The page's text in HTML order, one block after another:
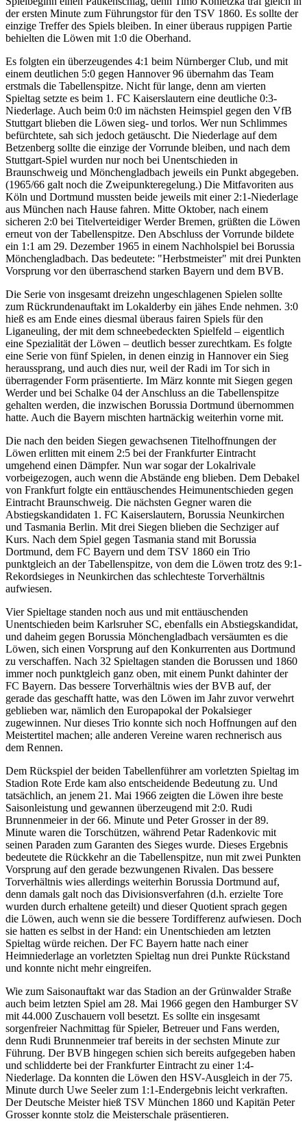
der ersten Minute zum Führungstor für den TSV 1860. Es sollte der
einzige Treffer des Spiels bleiben. In einer überaus ruppigen Partie
behielten die Löwen mit 1:0 die Oberhand.
Es folgten ein überzeugendes 4:1 beim Nürnberger Club, und mit
einem deutlichen 5:0 gegen Hannover 96 übernahm das Team
erstmals die Tabellenspitze. Nicht für lange, denn am vierten
Spieltag setzte es beim 1. FC Kaiserslautern eine deutliche 0:3-
Niederlage. Auch beim 0:0 im nächsten Heimspiel gegen den VfB
Stuttgart blieben die Löwen sieg- und torlos. Wer nun Schlimmes
befürchtete, sah sich jedoch getäuscht. Die Niederlage auf dem
Betzenberg sollte die einzige der Vorrunde bleiben, und nach dem
Stuttgart-Spiel wurden nur noch bei Unentschieden in
Braunschweig und Mönchengladbach jeweils ein Punkt abgegeben.
(1965/66 galt noch die Zweipunkteregelung.) Die Mitfavoriten aus
Köln und Dortmund mussten beide jeweils mit einer 2:1-Niederlage
aus München nach Hause fahren. Mitte Oktober, nach einem
sicheren 2:0 bei Titelverteidiger Werder Bremen, grüßten die Löwen
erneut von der Tabellenspitze. Den Abschluss der Vorrunde bildete
ein 1:1 am 29. Dezember 1965 in einem Nachholspiel bei Borussia
Mönchengladbach. Das bedeutete: "Herbstmeister" mit drei Punkten
Vorsprung vor den überraschend starken Bayern und dem BVB.
Die Serie von insgesamt dreizehn ungeschlagenen Spielen sollte
zum Rückrundenauftakt im Lokalderby ein jähes Ende nehmen. 3:0
hieß es am Ende eines diesmal überaus fairen Spiels für den
Liganeuling, der mit dem schneebedeckten Spielfeld – eigentlich
eine Spezialität der Löwen – deutlich besser zurechtkam. Es folgte
eine Serie von fünf Spielen, in denen einzig in Hannover ein Sieg
heraussprang, und auch dies nur, weil der Radi im Tor sich in
überragender Form präsentierte. Im März konnte mit Siegen gegen
Werder und bei Schalke 04 der Anschluss an die Tabellenspitze
gehalten werden, die inzwischen Borussia Dortmund übernommen
hatte. Auch die Bayern mischten hartnäckig weiterhin vorne mit.
Die nach den beiden Siegen gewachsenen Titelhoffnungen der
Löwen erlitten mit einem 2:5 bei der Frankfurter Eintracht
umgehend einen Dämpfer. Nun war sogar der Lokalrivale
vorbeigezogen, auch wenn die Abstände eng blieben. Dem Debakel
von Frankfurt folgte ein enttäuschendes Heimunentschieden gegen
Eintracht Braunschweig. Die nächsten Gegner waren die
Abstiegskandidaten 1. FC Kaiserslautern, Borussia Neunkirchen
und Tasmania Berlin. Mit drei Siegen blieben die Sechziger auf
Kurs. Nach dem Spiel gegen Tasmania stand mit Borussia
Dortmund, dem FC Bayern und dem TSV 1860 ein Trio
punktgleich an der Tabellenspitze, von dem die Löwen trotz des 9:1-
Rekordsieges in Neunkirchen das schlechteste Torverhältnis
aufwiesen.
Vier Spieltage standen noch aus und mit enttäuschenden
Unentschieden beim Karlsruher SC, ebenfalls ein Abstiegskandidat,
und daheim gegen Borussia Mönchengladbach versäumten es die
Löwen, sich einen Vorsprung auf den Konkurrenten aus Dortmund
zu verschaffen. Nach 32 Spieltagen standen die Borussen und 1860
immer noch punktgleich ganz oben, mit einem Punkt dahinter der
FC Bayern. Das bessere Torverhältnis wies der BVB auf, der
gerade das geschafft hatte, was den Löwen im Jahr zuvor verwehrt
geblieben war, nämlich den Europapokal der Pokalsieger
zugewinnen. Nur dieses Trio konnte sich noch Hoffnungen auf den
Meistertitel machen; alle anderen Vereine waren rechnerisch aus
dem Rennen.
Dem Rückspiel der beiden Tabellenführer am vorletzten Spieltag im
Stadion Rote Erde kam also entscheidende Bedeutung zu. Und
tatsächlich, an jenem 21. Mai 1966 zeigten die Löwen ihre beste
Saisonleistung und gewannen überzeugend mit 2:0. Rudi
Brunnenmeier in der 66. Minute und Peter Grosser in der 89.
Minute waren die Torschützen, während Petar Radenkovic mit
seinen Paraden zum Garanten des Sieges wurde. Dieses Ergebnis
bedeutete die Rückkehr an die Tabellenspitze, nun mit zwei Punkten
Vorsprung auf den gerade bezwungenen Rivalen. Das bessere
Torverhältnis wies allerdings weiterhin Borussia Dortmund auf,
denn damals galt noch das Divisionsverfahren (d.h. erzielte Tore
wurden durch erhaltene geteilt) und dieser Quotient sprach gegen
die Löwen, auch wenn sie die bessere Tordifferenz aufwiesen. Doch
sie hatten es selbst in der Hand: ein Unentschieden am letzten
Spieltag würde reichen. Der FC Bayern hatte nach einer
Heimniederlage an vorletzten Spieltag nun drei Punkte Rückstand
und konnte nicht mehr eingreifen.
Wie zum Saisonauftakt war das Stadion an der Grünwalder Straße
auch beim letzten Spiel am 28. Mai 1966 gegen den Hamburger SV
mit 44.000 Zuschauern voll besetzt. Es sollte ein insgesamt
sorgenfreier Nachmittag für Spieler, Betreuer und Fans werden,
denn Rudi Brunnenmeier traf bereits in der sechsten Minute zur
Führung. Der BVB hingegen schien sich bereits aufgegeben haben
und schlidderte bei der Frankfurter Eintracht zu einer 1:4-
Niederlage. Da konnten die Löwen den HSV-Ausgleich in der 75.
Minute durch Uwe Seeler zum 1:1-Endergebnis leicht verkraften.
Der Deutsche Meister hieß TSV München 1860 und Kapitän Peter
Grosser konnte stolz die Meisterschale präsentieren.